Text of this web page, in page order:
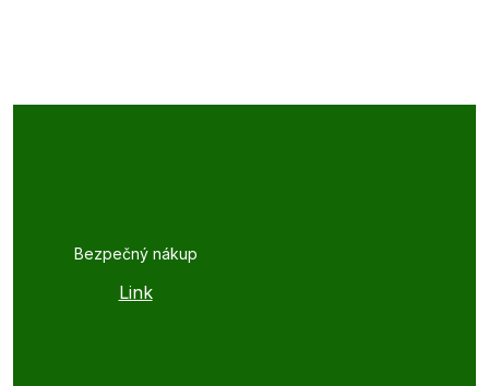
Bezpečný nákup
Link